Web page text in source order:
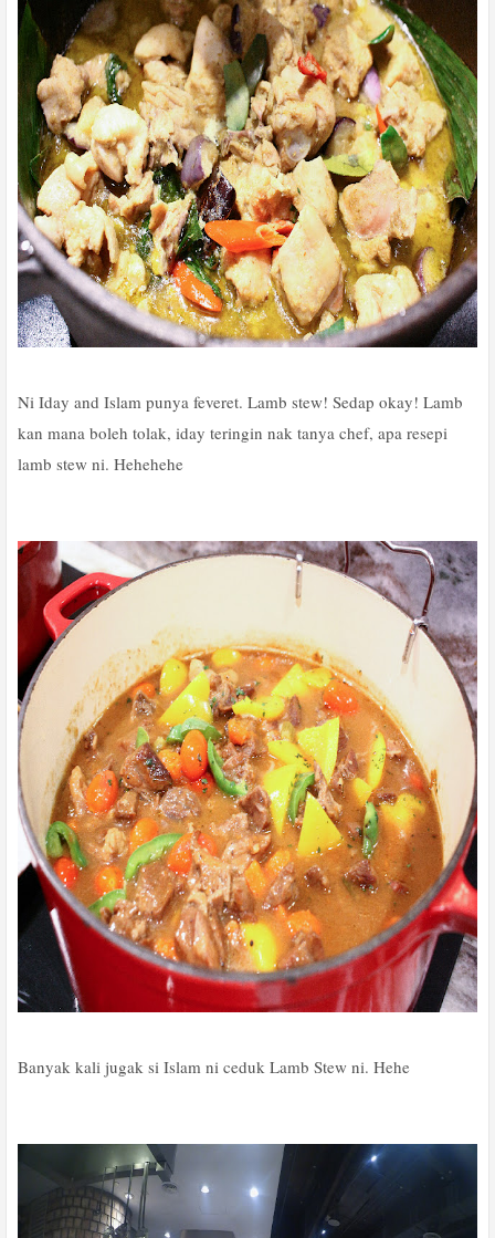
Ni Iday and Islam punya feveret. Lamb stew! Sedap okay! Lamb
kan mana boleh tolak, iday teringin nak tanya chef, apa resepi
lamb stew ni. Hehehehe
Banyak kali jugak si Islam ni ceduk Lamb Stew ni. Hehe